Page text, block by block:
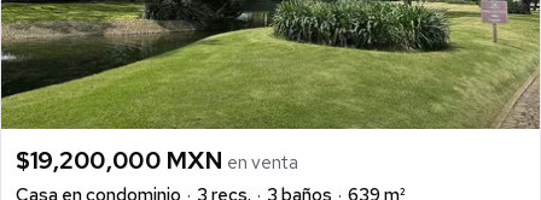
$19,200,000 MXN en venta